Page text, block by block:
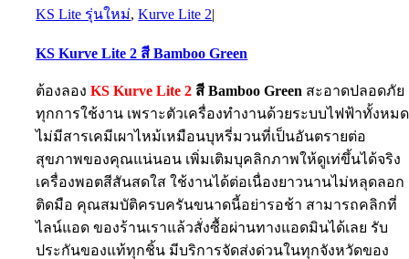
KS Lite รุ่นใหม่,Kurve Lite 2|
KS Kurve Lite 2 สี Bamboo Green
ต้องลองKS Kurve Lite 2 สี Bamboo Green สะอาดปลอดภัย
ทุกการใช้งาน เพราะตัวเครื่องทำงานด้วยระบบไฟฟ้าทั้งหมด
ไม่มีสารเคมีเผาไหม้เหมือนบุหรี่มวนที่เป็นอันตรายต่อ
สุขภาพของคุณแน่นอน เพิ่มเติมบุคลิกภาพให้ดูเท่ขึ้นได้จริง
เครื่องพอตสีสันสดใส ใช้งานได้ต่อเนื่องยาวนานไม่หลุดลอก
ติดมือ คุณสมบัติครบครันขนาดนี้อย่ารอช้า สามารถคลิกที่
ไลน์แอด ของร้านเราแล้วสั่งซื้อผ่านทางแอดมินได้เลย รับ
ประกันของแท้ทุกชิ้น มีบริการจัดส่งด่วนในทุกจังหวัดของ